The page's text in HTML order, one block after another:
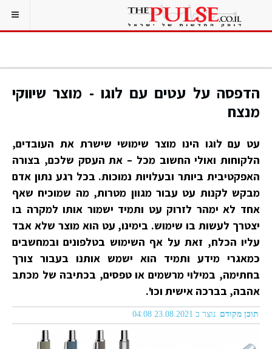
הדפסה על עטים עם לוגו - מוצר שיווקי
מנצח
עט עם לוגו הינו מוצר שימושי שישרת את העובדים,
הלקוחות ואולי החשוב מכל – את העסק שלכם, בצורה
האפקטיבית ביותר ובעלויות נמוכות. בכל רגע נתון אדם
מבקש לקנות עט עבור מגוון מטרות, מה שמוכיח שאף
אחד לא ימהר לזרוק עט ותמיד ישמור אותו למקרה בו
יצטרך לעשות בו שימוש. בימינו, עט הוא מוצר שלא אבד
עליו הכלח, זאת על אף השימוש בטלפונים ובמחשבים
כמאגרי מידע ותמיד הוא ישמש אותנו בעבור צורך
בחתימה, במילוי מרשמים או טפסים, בכתיבה של מכתב
אהבה, בברכה אישית וכו'.
תוכן מקודם נוצר ב 23.08.2021 04:08